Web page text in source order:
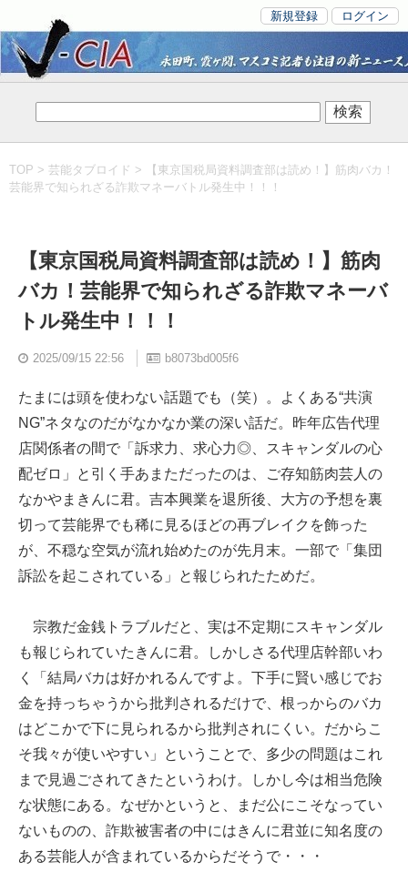
新規登録 ログイン
TOP > 芸能タブロイド > 【東京国税局資料調査部は読め！】筋肉バカ！
芸能界で知られざる詐欺マネーバトル発生中！！！
【東京国税局資料調査部は読め！】筋肉
バカ！芸能界で知られざる詐欺マネーバ
トル発生中！！！
2025/09/15 22:56 b8073bd005f6
たまには頭を使わない話題でも（笑）。よくある“共演
NG”ネタなのだがなかなか業の深い話だ。昨年広告代理
店関係者の間で「訴求力、求心力◎、スキャンダルの心
配ゼロ」と引く手あまただったのは、ご存知筋肉芸人の
なかやまきんに君。吉本興業を退所後、大方の予想を裏
切って芸能界でも稀に見るほどの再ブレイクを飾った
が、不穏な空気が流れ始めたのが先月末。一部で「集団
訴訟を起こされている」と報じられたためだ。
宗教だ金銭トラブルだと、実は不定期にスキャンダル
も報じられていたきんに君。しかしさる代理店幹部いわ
く「結局バカは好かれるんですよ。下手に賢い感じでお
金を持っちゃうから批判されるだけで、根っからのバカ
はどこかで下に見られるから批判されにくい。だからこ
そ我々が使いやすい」ということで、多少の問題はこれ
まで見過ごされてきたというわけ。しかし今は相当危険
な状態にある。なぜかというと、まだ公にこそなってい
ないものの、詐欺被害者の中にはきんに君並に知名度の
ある芸能人が含まれているからだそうで・・・